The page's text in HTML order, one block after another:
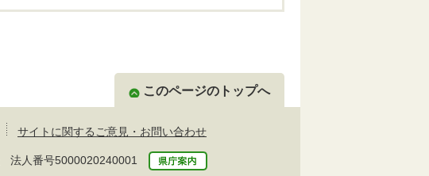
このページのトップへ
サイトに関するご意見・お問い合わせ
法人番号5000020240001